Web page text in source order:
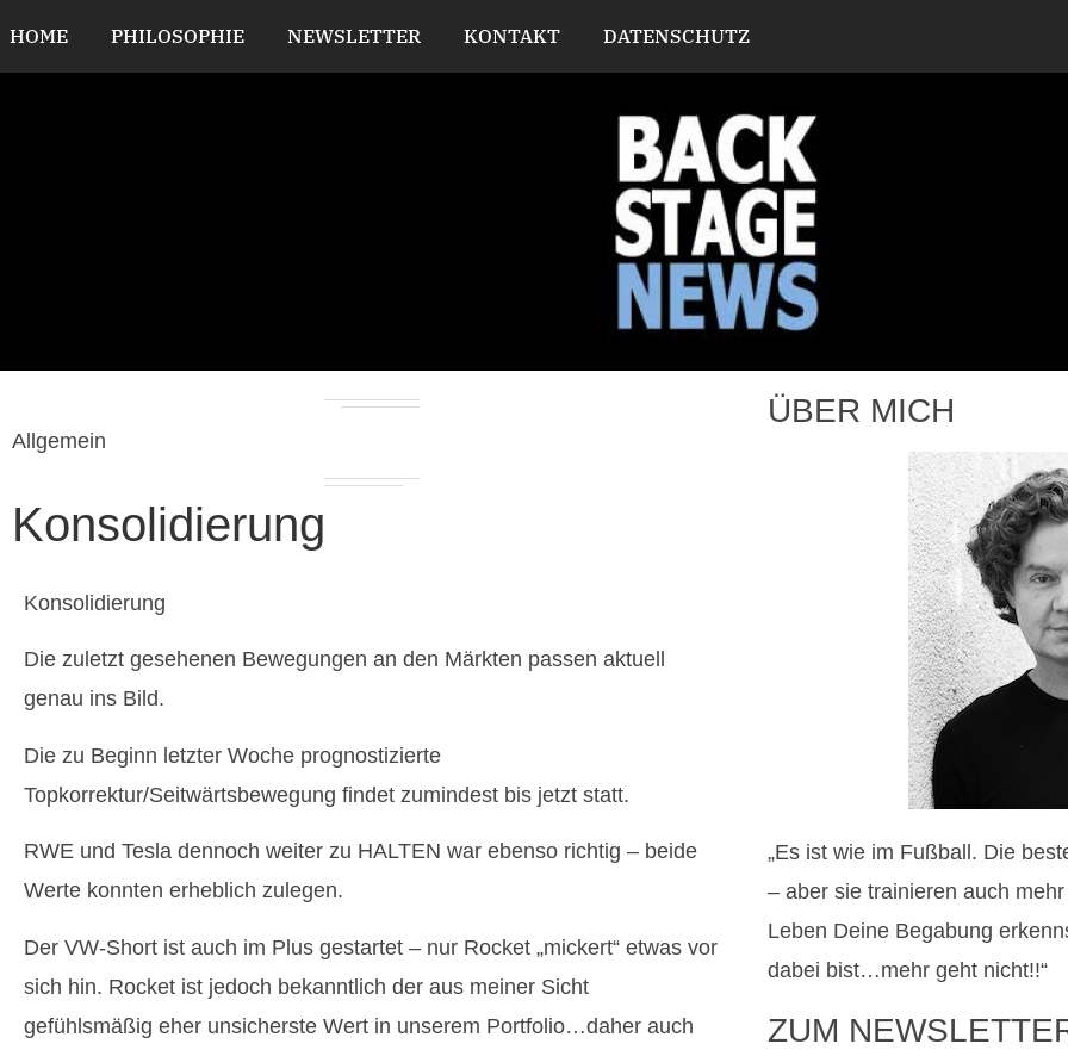
HOME PHILOSOPHIE NEWSLETTER KONTAKT DATENSCHUTZ
Allgemein
Konsolidierung
Konsolidierung
Die zuletzt gesehenen Bewegungen an den Märkten passen aktuell
genau ins Bild.
Die zu Beginn letzter Woche prognostizierte
Topkorrektur/Seitwärtsbewegung findet zumindest bis jetzt statt.
RWE und Tesla dennoch weiter zu HALTEN war ebenso richtig – beide
Werte konnten erheblich zulegen.
Der VW-Short ist auch im Plus gestartet – nur Rocket „mickert“ etwas vor
sich hin. Rocket ist jedoch bekanntlich der aus meiner Sicht
gefühlsmäßig eher unsicherste Wert in unserem Portfolio…daher auch
ÜBER MICH
„Es ist wie im Fußball. Die
– aber sie trainieren auch
Leben Deine Begabung
dabei bist…mehr geht nicht!!“
ZUM